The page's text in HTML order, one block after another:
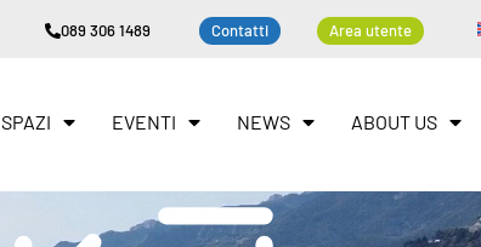
089 306 1489 Contatti Area utente
SPAZI EVENTI NEWS ABOUT US